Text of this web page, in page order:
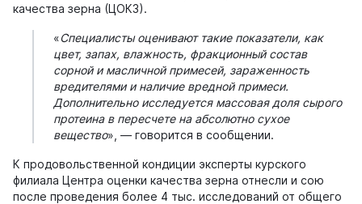
качества зерна (ЦОКЗ).
«Специалисты оценивают такие показатели, как
цвет, запах, влажность, фракционный состав
сорной и масличной примесей, зараженность
вредителями и наличие вредной примеси.
Дополнительно исследуется массовая доля сырого
протеина в пересчете на абсолютно сухое
вещество», — говорится в сообщении.
К продовольственной кондиции эксперты курского
филиала Центра оценки качества зерна отнесли и сою
после проведения более 4 тыс. исследований от общего